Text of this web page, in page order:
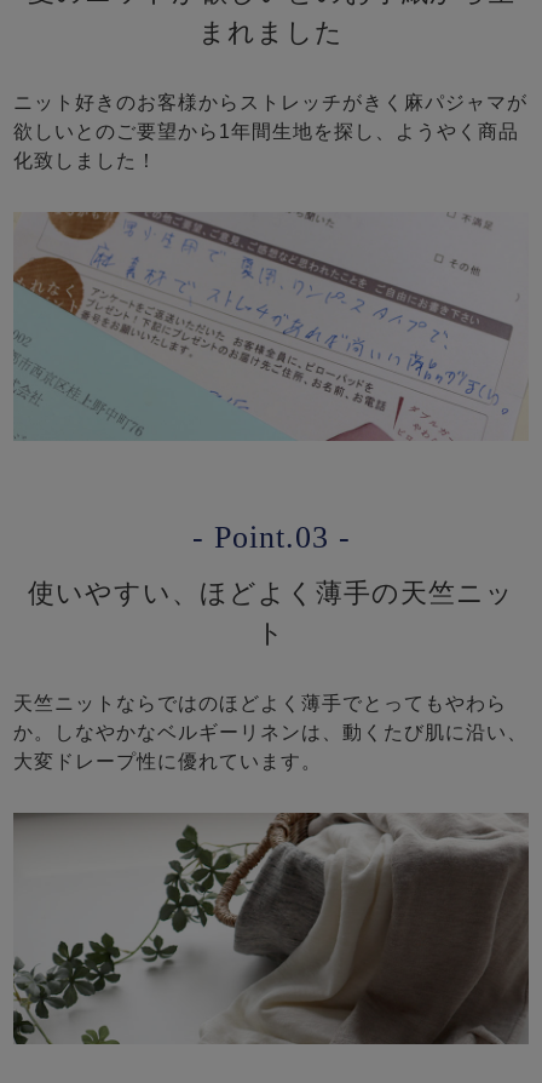
まれました
ニット好きのお客様からストレッチがきく麻パジャマが
欲しいとのご要望から1年間生地を探し、ようやく商品
化致しました！
- Point.03 -
使いやすい、ほどよく薄手の天竺ニッ
ト
天竺ニットならではのほどよく薄手でとってもやわら
か。しなやかなベルギーリネンは、動くたび肌に沿い、
大変ドレープ性に優れています。